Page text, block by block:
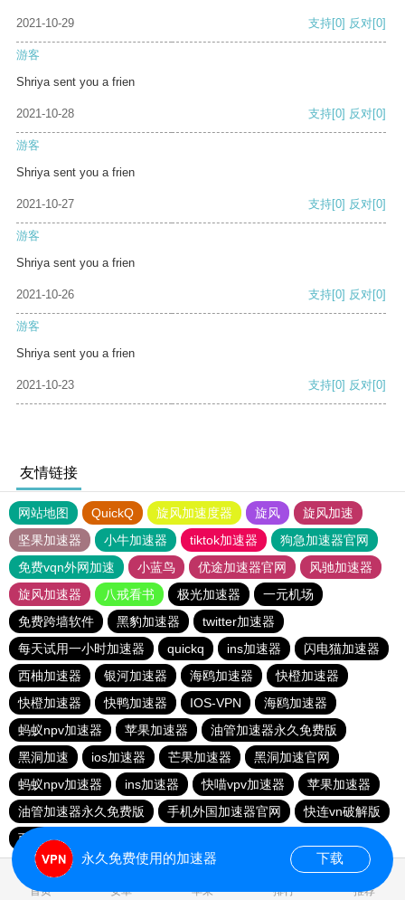
2021-10-29 支持[0] 反对[0]
游客
Shriya sent you a frien
2021-10-28 支持[0] 反对[0]
游客
Shriya sent you a frien
2021-10-27 支持[0] 反对[0]
游客
Shriya sent you a frien
2021-10-26 支持[0] 反对[0]
游客
Shriya sent you a frien
2021-10-23 支持[0] 反对[0]
友情链接
网站地图 QuickQ 旋风加速度器 旋风
旋风加速
坚果加速器
小牛加速器 tiktok加速器
狗急加速器官网
免费vqn外网加速
小蓝鸟 优途加速器官网
风驰加速器
旋风加速器
八戒看书 极光加速器
一元机场
免费跨墙软件
黑豹加速器
twitter加速器
每天试用一小时加速器
quickq ins加速器
闪电猫加速器
西柚加速器
银河加速器 海鸥加速器
快橙加速器
快橙加速器
快鸭加速器 IOS-VPN
海鸥加速器
蚂蚁npv加速器
苹果加速器
油管加速器永久免费版
黑洞加速
ios加速器 芒果加速器
黑洞加速官网
蚂蚁npv加速器
ins加速器 快喵vpv加速器
苹果加速器
油管加速器永久免费版
手机外国加速器官网
快连vn破解版
西柚加速器
首页 安卓 苹果 排行 推荐
永久免费使用的加速器 下载
0.159206s